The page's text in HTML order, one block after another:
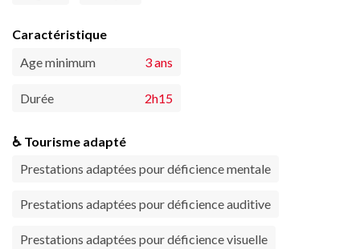
Caractéristique
Age minimum
3 ans
Durée 2h15
♿ Tourisme adapté
Prestations adaptées pour déficience mentale
Prestations adaptées pour déficience auditive
Prestations adaptées pour déficience visuelle